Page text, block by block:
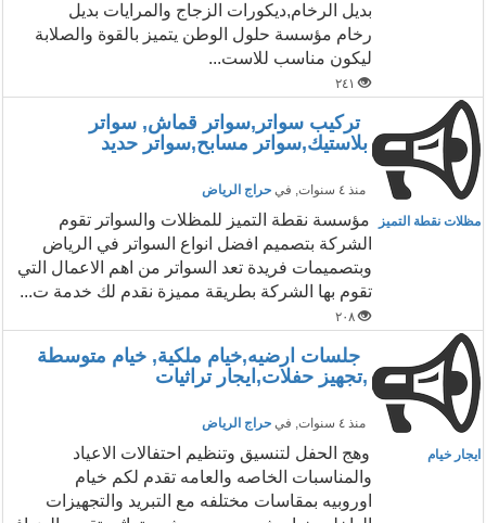
بديل الرخام,ديكورات الزجاج والمرايات بديل
رخام مؤسسة حلول الوطن يتميز بالقوة والصلابة
ليكون مناسب للاست...
٢٤١
تركيب سواتر,سواتر قماش, سواتر
بلاستيك,سواتر مسابح,سواتر حديد
منذ ٤ سنوات , في حراج الرياض
مظلات نقطة التميز
مؤسسة نقطة التميز للمظلات والسواتر تقوم
الشركة بتصميم افضل انواع السواتر في الرياض
وبتصميمات فريدة تعد السواتر من اهم الاعمال التي
تقوم بها الشركة بطريقة مميزة نقدم لك خدمة ت...
٢٠٨
جلسات ارضيه,خيام ملكية, خيام متوسطة
,تجهيز حفلات,ايجار تراثيات
منذ ٤ سنوات , في حراج الرياض
ايجار خيام
وهج الحفل لتنسيق وتنظيم احتفالات الاعياد
والمناسبات الخاصه والعامه تقدم لكم خيام
اوروبيه بمقاسات مختلفه مع التبريد والتجهيزات